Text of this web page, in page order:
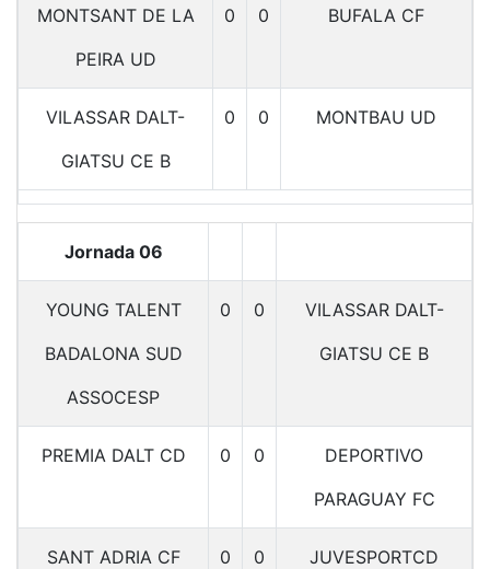
MONTSANT DE LA
PEIRA UD
0 0 BUFALA CF
VILASSAR DALT-
GIATSU CE B
0 0 MONTBAU UD
Jornada 06
YOUNG TALENT
BADALONA SUD
ASSOCESP
0 0
VILASSAR DALT-
GIATSU CE B
PREMIA DALT CD 0 0
DEPORTIVO
PARAGUAY FC
SANT ADRIA CF 0 0 JUVESPORTCD